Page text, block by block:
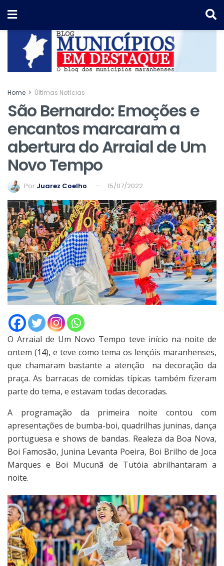
Home Últimas Notícias
São Bernardo: Emoções e
encantos marcaram a
abertura do Arraial de Um
Novo Tempo
Por Juarez Coelho 15/07/2022
O Arraial de Um Novo Tempo teve início na noite de
ontem (14), e teve como tema os lençóis maranhenses,
que chamaram bastante a atenção na decoração da
praça. As barracas de comidas típicas também fizeram
parte do tema, e estavam todas decoradas.
A programação da primeira noite contou com
apresentações de bumba-boi, quadrilhas juninas, dança
portuguesa e shows de bandas. Realeza da Boa Nova,
Boi Famosão, Junina Levanta Poeira, Boi Brilho de Joca
Marques e Boi Mucunã de Tutóia abrilhantaram a
noite.